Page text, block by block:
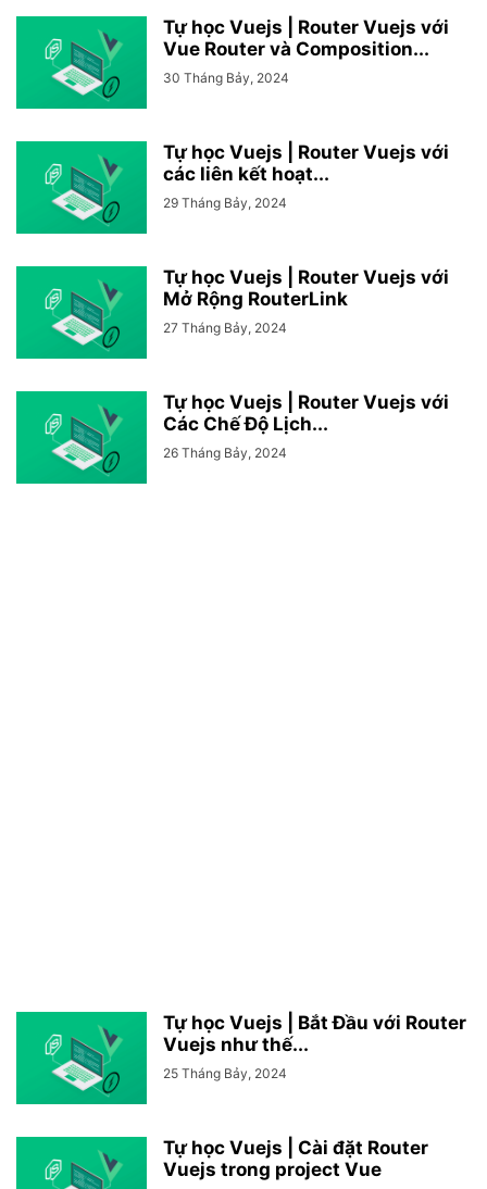
Tự học Vuejs | Router Vuejs với
Vue Router và Composition...
30 Tháng Bảy, 2024
Tự học Vuejs | Router Vuejs với
các liên kết hoạt...
29 Tháng Bảy, 2024
Tự học Vuejs | Router Vuejs với
Mở Rộng RouterLink
27 Tháng Bảy, 2024
Tự học Vuejs | Router Vuejs với
Các Chế Độ Lịch...
26 Tháng Bảy, 2024
Tự học Vuejs | Bắt Đầu với Router
Vuejs như thế...
25 Tháng Bảy, 2024
Tự học Vuejs | Cài đặt Router
Vuejs trong project Vue